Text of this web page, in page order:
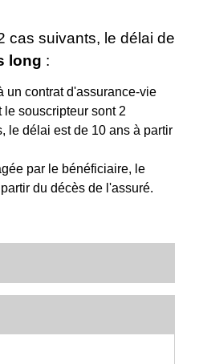
cas suivants, le délai de
long :
un contrat d'assurance-vie
souscripteur sont 2
le délai est de 10 ans à partir
par le bénéficiaire, le
du décès de l'assuré.